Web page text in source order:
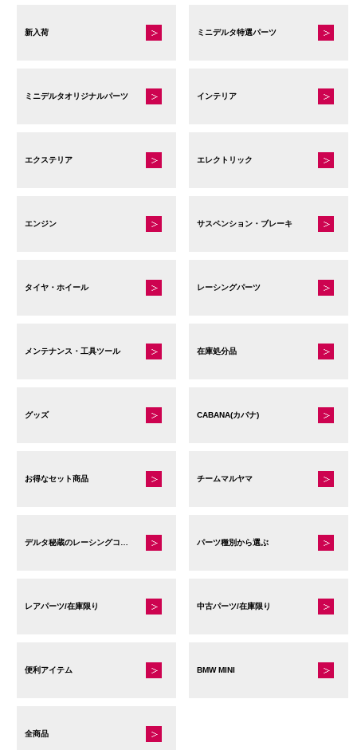
新入荷 ミニデルタ特選パーツ
ミニデルタオリジナルパーツ インテリア
エクステリア エレクトリック
エンジン サスペンション・ブレーキ
タイヤ・ホイール レーシングパーツ
メンテナンス・工具ツール 在庫処分品
グッズ CABANA(カバナ)
お得なセット商品 チームマルヤマ
パーツ種別から選ぶ
レアパーツ/在庫限り 中古パーツ/在庫限り
便利アイテム BMW MINI
全商品